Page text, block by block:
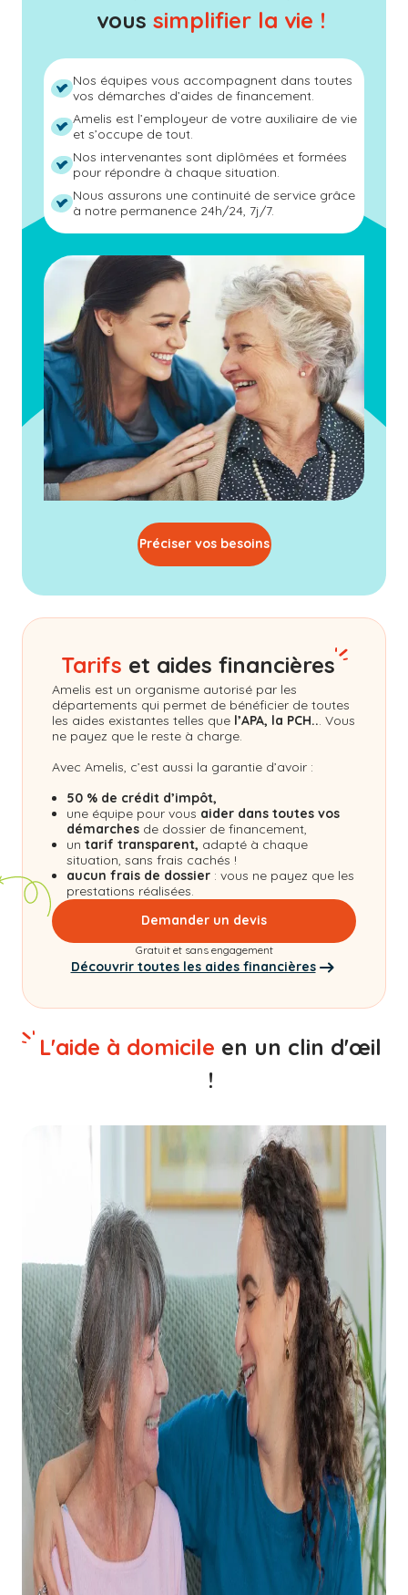
vous simplifier la vie !
Nos équipes vous accompagnent dans toutes
vos démarches d’aides de financement.
Amelis est l’employeur de votre auxiliaire de vie
et s’occupe de tout.
Nos intervenantes sont diplômées et formées
pour répondre à chaque situation.
Nous assurons une continuité de service grâce
à notre permanence 24h/24, 7j/7.
Préciser vos besoins
Tarifs et aides financières
Amelis est un organisme autorisé par les
départements qui permet de bénéficier de toutes
les aides existantes telles que l’APA, la PCH... Vous
ne payez que le reste à charge.
Avec Amelis, c’est aussi la garantie d’avoir :
50 % de crédit d’impôt,
une équipe pour vous aider dans toutes vos
démarches de dossier de financement,
un tarif transparent, adapté à chaque
situation, sans frais cachés !
aucun frais de dossier : vous ne payez que les
prestations réalisées.
Demander un devis
Gratuit et sans engagement
Découvrir toutes les aides financières
L'aide à domicile en un clin d'œil
!